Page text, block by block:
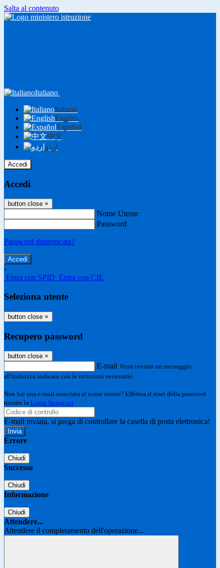
Salta al contenuto
Italiano
Italiano
English
Español
中文
اردو
Accedi
Accedi
button close ×
Nome Utente
Password
Password dimenticata?
-
Entra con SPID Entra con CIE
Seleziona utente
button close ×
Recupero password
button close ×
E-mail Verrà inviato un messaggio
all'indirizzo indicato con le istruzioni necessarie.
Non hai una e-mail associata al nome utente? Effettua il reset della password
tramite la Login Spaggiari
E-mail inviata, si prega di controllare la casella di posta elettronica!
Errore
Chiudi
Successo
Chiudi
Informazione
Chiudi
Attendere...
Attendere il completamento dell'operazione...